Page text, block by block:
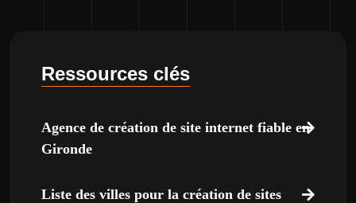
Ressources clés
Agence de création de site internet fiable en
Gironde
Liste des villes pour la création de sites